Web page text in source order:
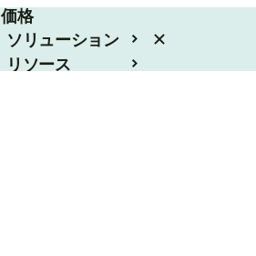
価格
ソリューション
リソース